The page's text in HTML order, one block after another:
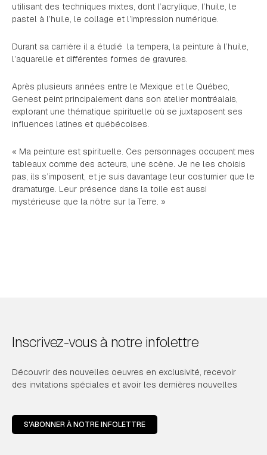
utilisant des techniques mixtes, dont l’acrylique, l’huile, le
pastel à l’huile, le collage et l’impression numérique.
Durant sa carrière il a étudié la tempera, la peinture à l’huile,
l’aquarelle et différentes formes de gravures.
Après plusieurs années entre le Mexique et le Québec,
Genest peint principalement dans son atelier montréalais,
explorant une thématique spirituelle où se juxtaposent ses
influences latines et québécoises.
« Ma peinture est spirituelle. Ces personnages occupent mes
tableaux comme des acteurs, une scène. Je ne les choisis
pas, ils s’imposent, et je suis davantage leur costumier que le
dramaturge. Leur présence dans la toile est aussi
mystérieuse que la nôtre sur la Terre. »
Inscrivez-vous à notre infolettre
Découvrir des nouvelles oeuvres en exclusivité, recevoir
des invitations spéciales et avoir les dernières nouvelles
S'ABONNER À NOTRE INFOLETTRE